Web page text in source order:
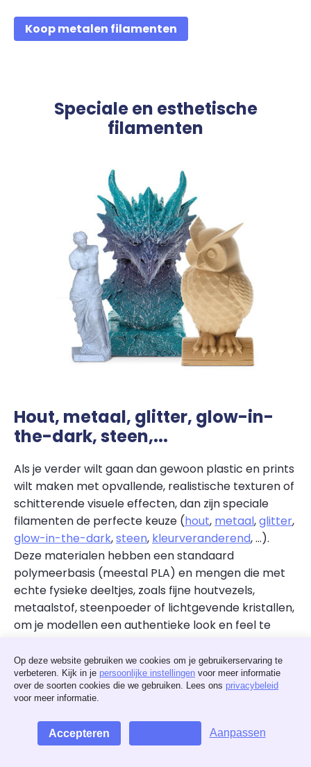
Koop metalen filamenten
Speciale en esthetische
filamenten
Hout, metaal, glitter, glow-in-
the-dark, steen,...
Als je verder wilt gaan dan gewoon plastic en prints
wilt maken met opvallende, realistische texturen of
schitterende visuele effecten, dan zijn speciale
filamenten de perfecte keuze (hout, metaal,glitter,
glow-in-the-dark,steen, kleurveranderend, ...).
Deze materialen hebben een standaard
polymeerbasis (meestal PLA) en mengen die met
echte fysieke deeltjes, zoals fijne houtvezels,
metaalstof, steenpoeder of lichtgevende kristallen,
om je modellen een authentieke look en feel te
Het meest geschikt voor:artistieke
sculpturen, architecturale modellen, cosplay-
rekwisieten, decoratiestukken, sieraden en
opvallende curiositeiten.
Voordelen:prachtige, realistische
Op deze website gebruiken we cookies om je gebruikerservaring te
verbeteren. Kijk in je persoonlijke instellingen voor meer informatie
over de soorten cookies die we gebruiken. Lees ons privacybeleid
voor meer informatie.
Accepteren Aanpassen